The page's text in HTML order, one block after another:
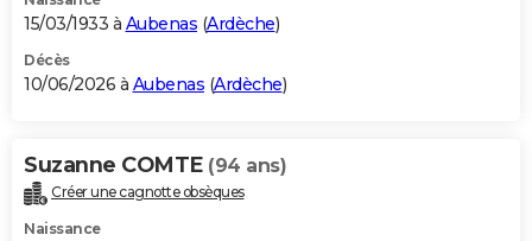
15/03/1933 à Aubenas (Ardèche)
Décès
10/06/2026 à Aubenas (Ardèche)
Suzanne COMTE (94 ans)
Créer une cagnotte obsèques
Naissance